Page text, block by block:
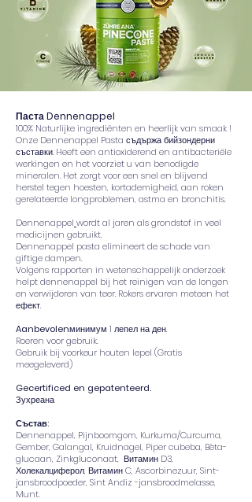
Паста Dennenappel
100% Naturlijke ingrediënten en heerlijk van smaak !
Onze Dennenappel Pasta съдържа бийзондерни
съставки. Heeft een antioxiderend en antibacteriële
werkingen en het voorziet u van benodigde
mineralen. Het zorgt voor een snel en blijvend
herstel tegen hoesten, kortademigheid, aan roken
gerelateerde longproblemen, astma en bronchitis.
Dennenappel wordt al jaren als grondstof in veel
medicijnen gebruikt.
Dennenappel pasta elimineert de schade van
giftige dampen.
Volgens rapporten in wetenschappelijk onderzoek
helpt dennenappel bij het reinigen van de longen
en verwijderen van teer. Rokers ervaren meteen het
ефект.
Aanbevolenминимум 1 лепел на ден.
Roeren voor gebruik.
Gebruik bij voorkeur houten lepel (Gratis
meegeleverd)
Gecertificed en gepatenteerd.
Зухреана
Състав:
Dennenappel, Pijnboomgom, Kurkuma/Curcuma,
Gember, Galangal, Kruidnagel, Piper cubeba, Bèta-
glucaan, Zinkgluconaat, Витамин D3,
Холекалциферол, Витамин C, Ascorbinezuur, Sint-
jansbroodpoeder, Sint Andiz -jansbroodmelasse,
Munt.